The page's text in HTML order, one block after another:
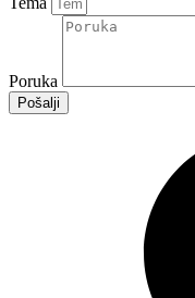
Poruka
Pošalji